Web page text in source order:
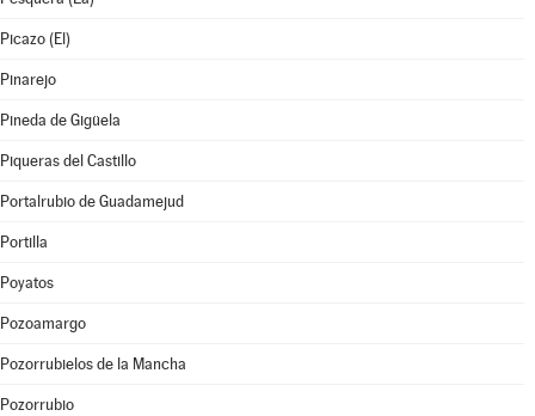
Picazo (El)
Pinarejo
Pineda de Gigüela
Piqueras del Castillo
Portalrubio de Guadamejud
Portilla
Poyatos
Pozoamargo
Pozorrubielos de la Mancha
Pozorrubio